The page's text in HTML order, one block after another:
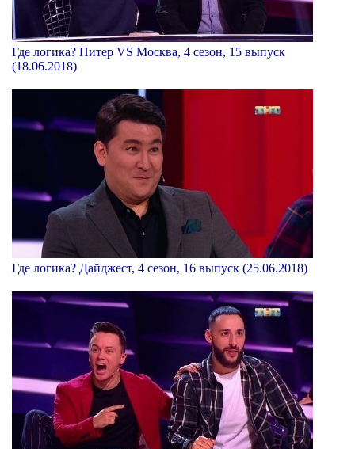
Где логика? Питер VS Москва, 4 сезон, 15 выпуск
(18.06.2018)
Где логика? Дайджест, 4 сезон, 16 выпуск (25.06.2018)